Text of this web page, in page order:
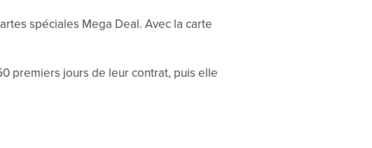
spéciales Mega Deal. Avec la carte
premiers jours de leur contrat, puis elle